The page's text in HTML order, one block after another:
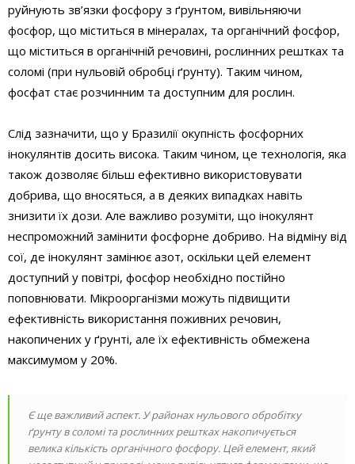
руйнують зв’язки фосфору з ґрунтом, вивільняючи
фосфор, що міститься в мінералах, та органічний фосфор,
що міститься в органічній речовині, рослинних рештках та
соломі (при нульовій обробці ґрунту). Таким чином,
фосфат стає розчинним та доступним для рослин.
Слід зазначити, що у Бразилії окупність фосфорних
інокулянтів досить висока. Таким чином, це технологія, яка
також дозволяє більш ефективно використовувати
добрива, що вносяться, а в деяких випадках навіть
знизити їх дози. Але важливо розуміти, що інокулянт
неспроможний замінити фосфорне добриво. На відміну від
сої, де інокулянт замінює азот, оскільки цей елемент
доступний у повітрі, фосфор необхідно постійно
поповнювати. Мікроорганізми можуть підвищити
ефективність використання поживних речовин,
накопичених у ґрунті, але їх ефективність обмежена
максимумом у 20%.
Є ще важливий аспект. У районах нульового обробітку
ґрунту в соломі та рослинних рештках накопичується
велика кількість органічного фосфору. Цей елемент, який